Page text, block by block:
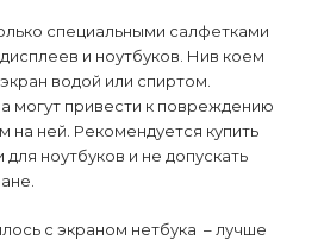
специальными салфетками
и ноутбуков. Нив коем
водой или спиртом.
могут привести к повреждению
на ней. Рекомендуется купить
ноутбуков и не допускать
с экраном нетбука – лучше